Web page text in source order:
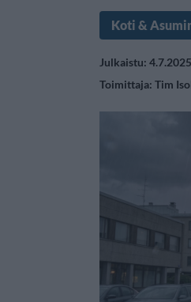
Koti &
Julkaistu:
Toimittaja: Tim